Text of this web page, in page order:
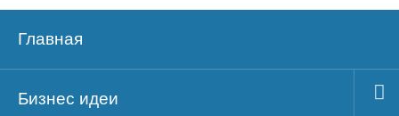
Главная
Бизнес идеи